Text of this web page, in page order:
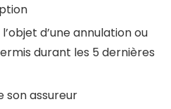
d’une annulation ou
durant les 5 dernières
son assureur